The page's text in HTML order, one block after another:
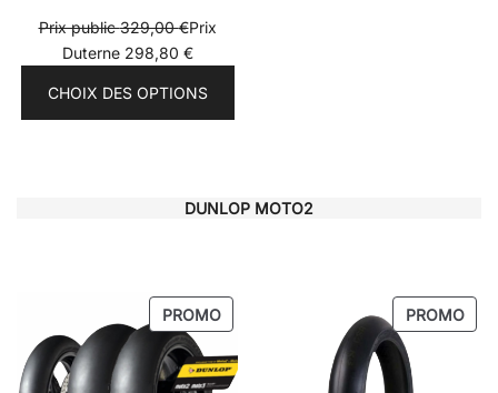
Prix public329,00€Prix
Duterne 298,80 €
CHOIX DES OPTIONS
DUNLOP MOTO2
PROMOPRODUIT
PROMOTION
PROMO